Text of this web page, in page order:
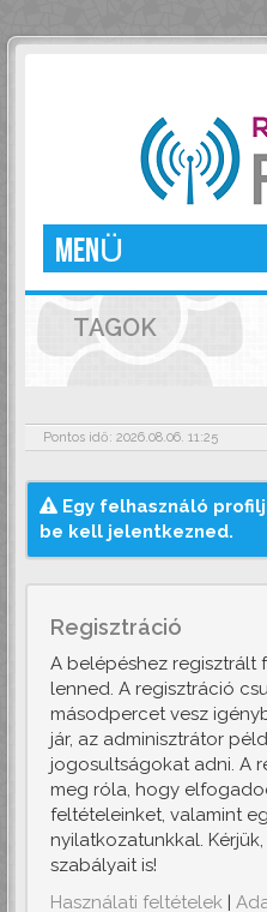
MENÜ
TAGOK
Pontos idő: 2026.08.06. 11:25
Egy felhasználó
be kell jelentkezned.
Regisztráció
A belépéshez regisztrált
lenned. A regisztráció
másodpercet vesz
jár, az adminisztrátor
jogosultságokat adni. A
meg róla, hogy
feltételeinket, valamint
nyilatkozatunkkal.
szabályait is!
Használati feltételek |